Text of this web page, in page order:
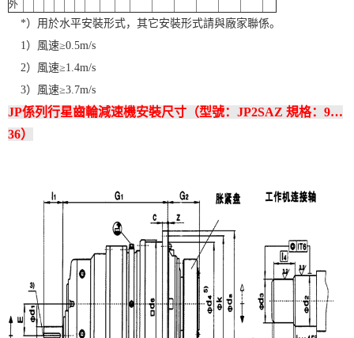
外
*）用於水平安裝形式，其它安裝形式請與廠家聯係。
1）風速≥0.5m/s
2）風速≥1.4m/s
3）風速≥3.7m/s
JP係列行星齒輪減速機安裝尺寸（型號：JP2SAZ 規格：9…
36）